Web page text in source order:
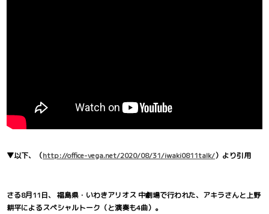
▼以下、（http://office-vega.net/2020/08/31/iwaki0811talk/）より引用
さる8月11日、 福島県・いわきアリオス 中劇場で行われた、アキラさんと上野
耕平によるスペシャルトーク（と演奏も4曲）。